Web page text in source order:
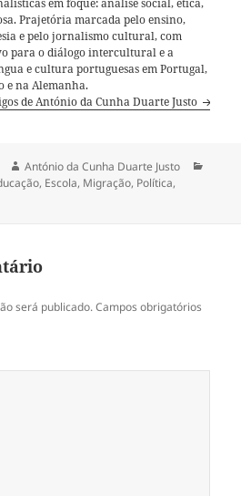
em foque: análise social, ética,
Prajetória marcada pelo ensino,
e pelo jornalismo cultural, com
para o diálogo intercultural e a
e cultura portuguesas em Portugal,
e na Alemanha.
de António da Cunha Duarte Justo
Autor
António da Cunha Duarte Justo
, Escola, Migração, Política,
será publicado. Campos obrigatórios